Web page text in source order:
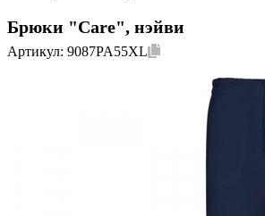
Брюки "Care", нэйви
Артикул: 9087PA55XL